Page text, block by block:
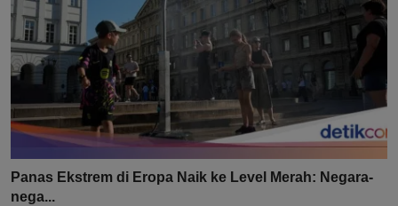
Panas Ekstrem di Eropa Naik ke Level Merah: Negara-
nega...